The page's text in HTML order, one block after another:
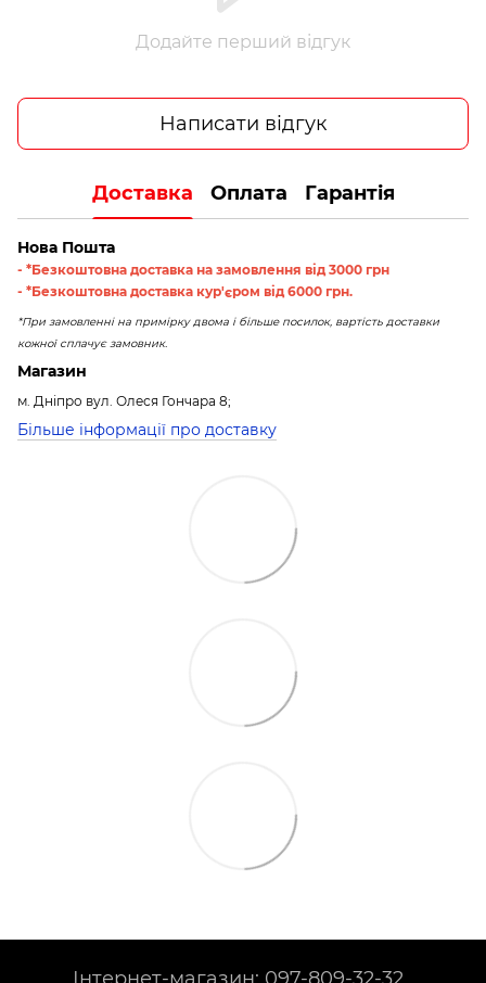
Додайте перший відгук
Написати відгук
Доставка Оплата Гарантія
Нова Пошта
- *Безкоштовна доставка на замовлення від 3000 грн
- *Безкоштовна доставка кур'єром від 6000 грн.
*При замовленні на примірку двома і більше посилок, вартість доставки
кожної сплачує замовник.
Магазин
м. Дніпро вул. Олеся Гончара 8;
Більше інформації про доставку